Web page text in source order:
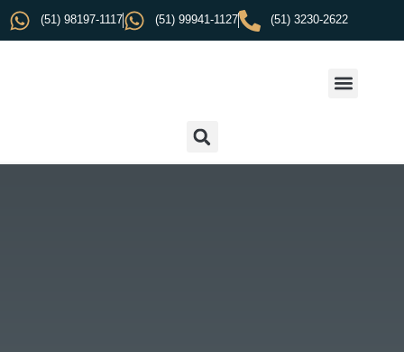
(51) 98197-1117 (51) 99941-1127 (51) 3230-2622